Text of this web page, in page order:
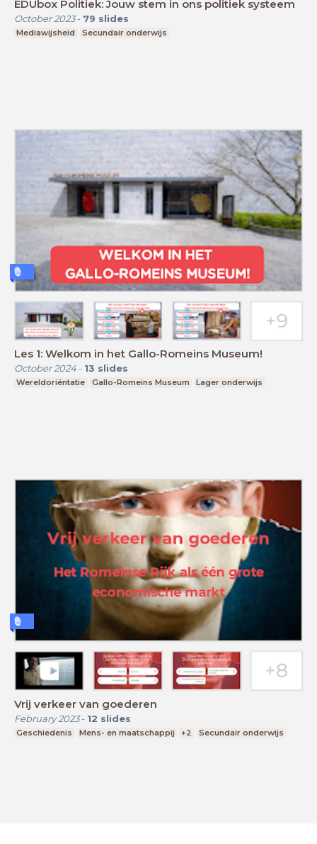
EDUbox Politiek: Jouw stem in ons politiek systeem
October 2023- 79 slides
Mediawijsheid Secundair onderwijs
Les 1: Welkom in het Gallo-Romeins Museum!
October 2024- 13 slides
Wereldoriëntatie Gallo-Romeins Museum Lager onderwijs
Vrij verkeer van goederen
February 2023- 12 slides
Geschiedenis Mens- en maatschappij +2 Secundair onderwijs